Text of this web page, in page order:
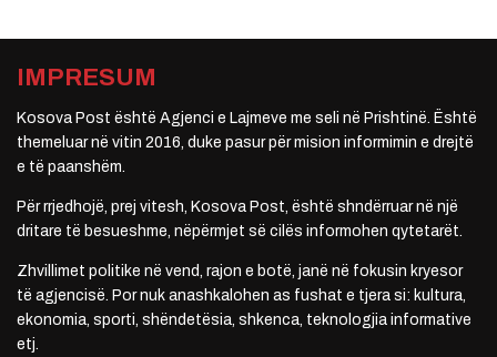
IMPRESUM
Kosova Post është Agjenci e Lajmeve me seli në Prishtinë. Është
themeluar në vitin 2016, duke pasur për mision informimin e drejtë
e të paanshëm.
Për rrjedhojë, prej vitesh, Kosova Post, është shndërruar në një
dritare të besueshme, nëpërmjet së cilës informohen qytetarët.
Zhvillimet politike në vend, rajon e botë, janë në fokusin kryesor
të agjencisë. Por nuk anashkalohen as fushat e tjera si: kultura,
ekonomia, sporti, shëndetësia, shkenca, teknologjia informative
etj.